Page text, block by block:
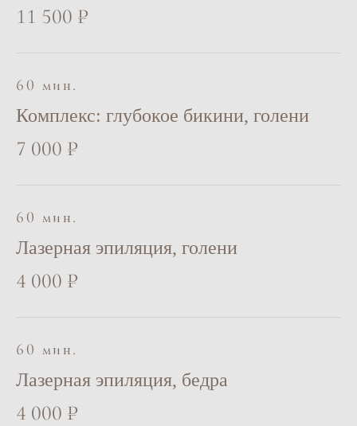
11 500 ₽
60 мин.
Комплекс: глубокое бикини, голени
7 000 ₽
60 мин.
Лазерная эпиляция, голени
4 000 ₽
60 мин.
Лазерная эпиляция, бедра
4 000 ₽